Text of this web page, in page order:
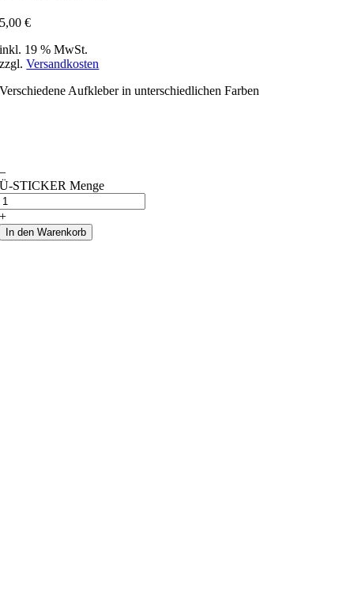
5,00 €
inkl. 19 % MwSt.
zzgl.Versandkosten
Verschiedene Aufkleber in unterschiedlichen Farben
–
Ü-STICKER Menge
+
In den Warenkorb